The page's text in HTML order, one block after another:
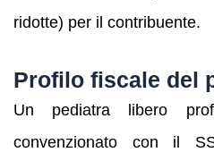
ridotte) per il contribuente.
Profilo fiscale del
Un pediatra libero
convenzionato con il